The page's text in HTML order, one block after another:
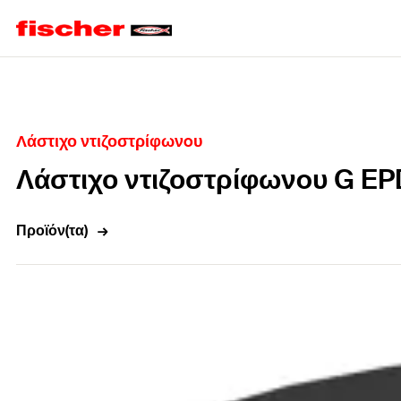
Λάστιχο ντιζοστρίφωνoυ
Λάστιχο ντιζοστρίφωνoυ G
Προϊόν(τα)